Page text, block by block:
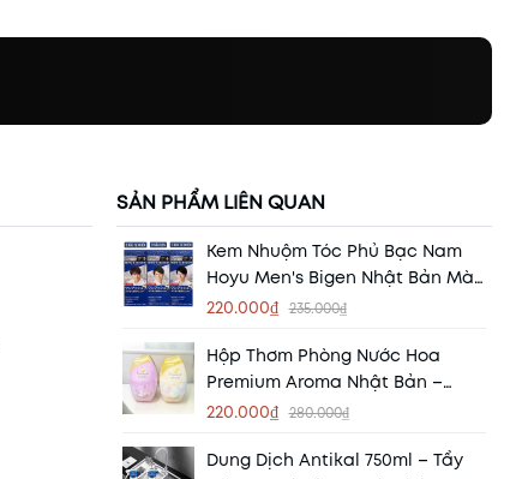
SẢN PHẨM LIÊN QUAN
Kem Nhuộm Tóc Phủ Bạc Nam
Hoyu Men's Bigen Nhật Bản Màu
5 - 6 - 7 Chính Hãng
220.000₫ 235.000₫
Hộp Thơm Phòng Nước Hoa
Premium Aroma Nhật Bản –
Mang Hương Thơm Tinh Tế Đến
220.000₫ 280.000₫
Dung Dịch Antikal 750ml – Tẩy